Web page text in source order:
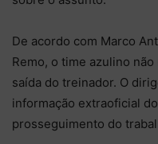
De acordo com Marco
Remo, o time azulino
saída do treinador. O
informação extraoficial
prosseguimento do